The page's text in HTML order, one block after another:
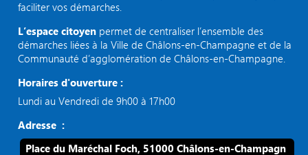
faciliter vos démarches.
L’espace citoyen permet de centraliser l’ensemble des
démarches liées à la Ville de Châlons-en-Champagne et de la
Communauté d’agglomération de Châlons-en-Champagne.
Horaires d'ouverture :
Lundi au Vendredi de 9h00 à 17h00
Adresse :
Place du Maréchal Foch, 51000 Châlons-en-Champagn